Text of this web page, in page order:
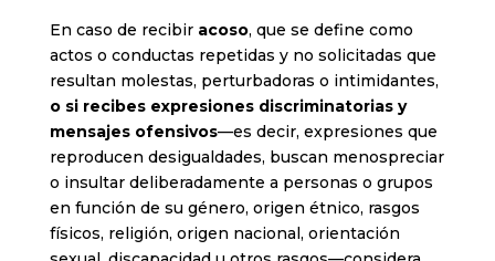
En caso de recibir acoso, que se define como
actos o conductas repetidas y no solicitadas que
resultan molestas, perturbadoras o intimidantes,
o si recibes expresiones discriminatorias y
mensajes ofensivos—es decir, expresiones que
reproducen desigualdades, buscan menospreciar
o insultar deliberadamente a personas o grupos
en función de su género, origen étnico, rasgos
físicos, religión, origen nacional, orientación